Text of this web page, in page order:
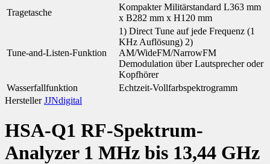
Tragetasche
Kompakter Militärstandard L363 mm
x B282 mm x H120 mm
Tune-and-Listen-Funktion
1) Direct Tune auf jede Frequenz (1
KHz Auflösung) 2)
AM/WideFM/NarrowFM
Demodulation über Lautsprecher oder
Kopfhörer
Wasserfallfunktion
Echtzeit-Vollfarbspektrogramm
HerstellerJJNdigital
HSA-Q1 RF-Spektrum-
Analyzer 1 MHz bis 13,44 GHz